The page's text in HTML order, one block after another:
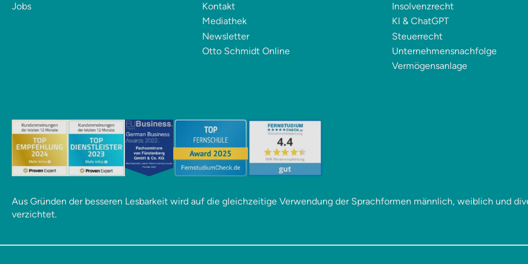
Jobs
Kontakt
Mediathek
Newsletter
Otto Schmidt Online
Insolvenzrecht
KI & ChatGPT
Steuerrecht
Unternehmensnachfolge
Vermögensanlage
Aus Gründen der besseren Lesbarkeit wird auf die gleichzeitige Verwendung der Sprachformen männlich, weiblich und
verzichtet.